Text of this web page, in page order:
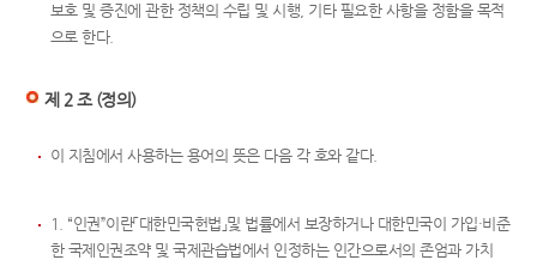
보호 및 증진에 관한 정책의 수립 및 시행, 기타 필요한 사항을 정함을 목적
으로 한다.
제 2 조 (정의)
이 지침에서 사용하는 용어의 뜻은 다음 각 호와 같다.
1. “인권”이란「대한민국헌법」및 법률에서 보장하거나 대한민국이 가입·비준
한 국제인권조약 및 국제관습법에서 인정하는 인간으로서의 존엄과 가치